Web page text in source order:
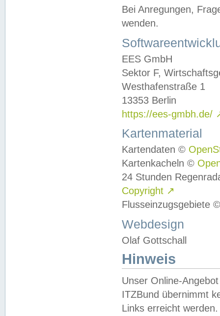
Bei Anregungen,
wenden.
EES GmbH
Sektor F,
Westhafenstraße 1
13353 Berlin
https://ees-gmbh.de/
Kartenmaterial
Kartendaten ©
Kartenkacheln ©
24 Stunden
Copyright ↗
Flusseinzugsgebiete
Webdesign
Olaf Gottschall
Hinweis
Unser Online-
ITZBund übernimmt
Links erreicht